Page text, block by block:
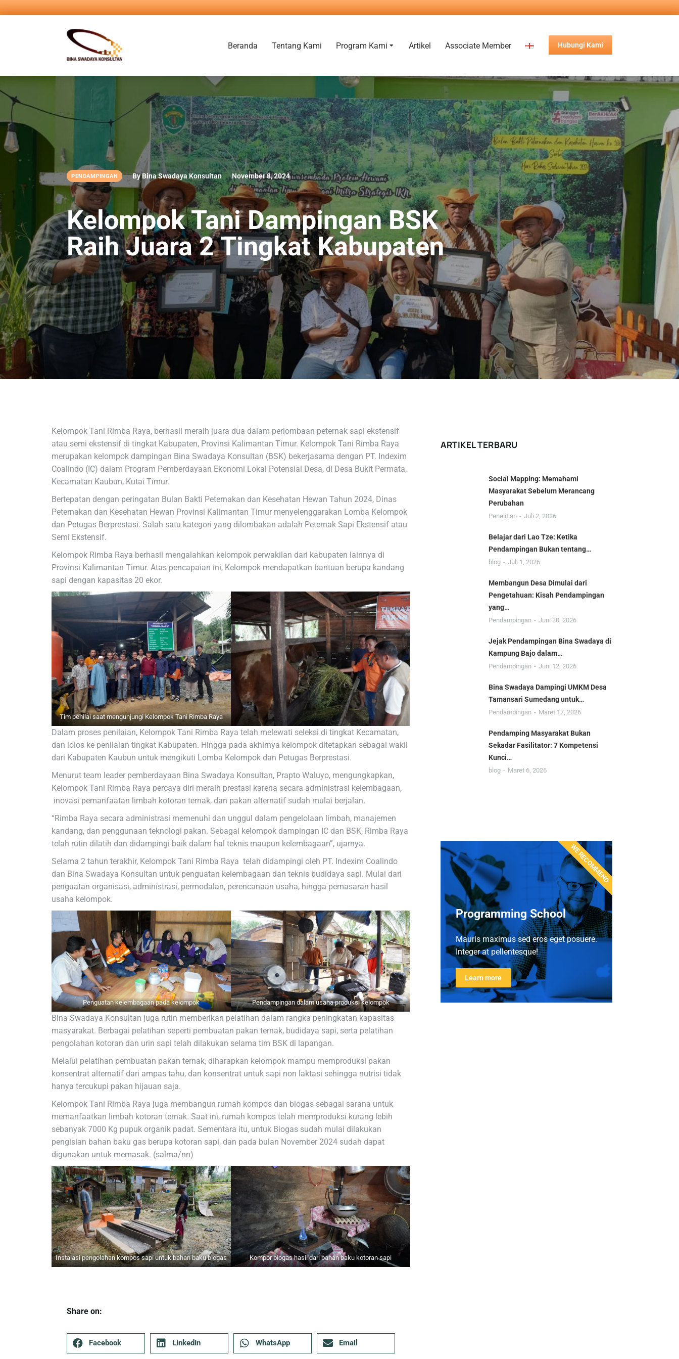
Beranda Tentang Kami Program Kami Artikel Associate Member Hubungi Kami
PENDAMPINGAN By Bina Swadaya Konsultan November 8, 2024
Kelompok Tani Dampingan BSK
Raih Juara 2 Tingkat Kabupaten
Kelompok Tani Rimba Raya, berhasil meraih juara dua dalam perlombaan peternak sapi ekstensif
atau semi ekstensif di tingkat Kabupaten, Provinsi Kalimantan Timur. Kelompok Tani Rimba Raya
merupakan kelompok dampingan Bina Swadaya Konsultan (BSK) bekerjasama dengan PT. Indexim
Coalindo (IC) dalam Program Pemberdayaan Ekonomi Lokal Potensial Desa, di Desa Bukit Permata,
Kecamatan Kaubun, Kutai Timur.
Bertepatan dengan peringatan Bulan Bakti Peternakan dan Kesehatan Hewan Tahun 2024, Dinas
Peternakan dan Kesehatan Hewan Provinsi Kalimantan Timur menyelenggarakan Lomba Kelompok
dan Petugas Berprestasi. Salah satu kategori yang dilombakan adalah Peternak Sapi Ekstensif atau
Semi Ekstensif.
Kelompok Rimba Raya berhasil mengalahkan kelompok perwakilan dari kabupaten lainnya di
Provinsi Kalimantan Timur. Atas pencapaian ini, Kelompok mendapatkan bantuan berupa kandang
sapi dengan kapasitas 20 ekor.
Tim penilai saat mengunjungi Kelompok Tani Rimba Raya
Dalam proses penilaian, Kelompok Tani Rimba Raya telah melewati seleksi di tingkat Kecamatan,
dan lolos ke penilaian tingkat Kabupaten. Hingga pada akhirnya kelompok ditetapkan sebagai wakil
dari Kabupaten Kaubun untuk mengikuti Lomba Kelompok dan Petugas Berprestasi.
Menurut team leader pemberdayaan Bina Swadaya Konsultan, Prapto Waluyo, mengungkapkan,
Kelompok Tani Rimba Raya percaya diri meraih prestasi karena secara administrasi kelembagaan,
inovasi pemanfaatan limbah kotoran ternak, dan pakan alternatif sudah mulai berjalan.
“Rimba Raya secara administrasi memenuhi dan unggul dalam pengelolaan limbah, manajemen
kandang, dan penggunaan teknologi pakan. Sebagai kelompok dampingan IC dan BSK, Rimba Raya
telah rutin dilatih dan didampingi baik dalam hal teknis maupun kelembagaan”, ujarnya.
Selama 2 tahun terakhir, Kelompok Tani Rimba Raya telah didampingi oleh PT. Indexim Coalindo
dan Bina Swadaya Konsultan untuk penguatan kelembagaan dan teknis budidaya sapi. Mulai dari
penguatan organisasi, administrasi, permodalan, perencanaan usaha, hingga pemasaran hasil
usaha kelompok.
Penguatan kelembagaan pada kelompok Pendampingan dalam usaha produksi kelompok
Bina Swadaya Konsultan juga rutin memberikan pelatihan dalam rangka peningkatan kapasitas
masyarakat. Berbagai pelatihan seperti pembuatan pakan ternak, budidaya sapi, serta pelatihan
pengolahan kotoran dan urin sapi telah dilakukan selama tim BSK di lapangan.
Melalui pelatihan pembuatan pakan ternak, diharapkan kelompok mampu memproduksi pakan
konsentrat alternatif dari ampas tahu, dan konsentrat untuk sapi non laktasi sehingga nutrisi tidak
hanya tercukupi pakan hijauan saja.
Kelompok Tani Rimba Raya juga membangun rumah kompos dan biogas sebagai sarana untuk
memanfaatkan limbah kotoran ternak. Saat ini, rumah kompos telah memproduksi kurang lebih
sebanyak 7000 Kg pupuk organik padat. Sementara itu, untuk Biogas sudah mulai dilakukan
pengisian bahan baku gas berupa kotoran sapi, dan pada bulan November 2024 sudah dapat
digunakan untuk memasak. (salma/nn)
Instalasi pengolahan kompos sapi untuk bahan baku biogas Kompor biogas hasil dari bahan baku kotoran sapi
Share on:
Facebook LinkedIn WhatsApp Email
ARTIKEL TERBARU
Social Mapping: Memahami
Masyarakat Sebelum Merancang
Perubahan
Penelitian Juli 2, 2026
Belajar dari Lao Tze: Ketika
Pendampingan Bukan tentang…
blog Juli 1, 2026
Membangun Desa Dimulai dari
Pengetahuan: Kisah Pendampingan
yang…
Pendampingan Juni 30, 2026
Jejak Pendampingan Bina Swadaya di
Kampung Bajo dalam…
Pendampingan Juni 12, 2026
Bina Swadaya Dampingi UMKM Desa
Tamansari Sumedang untuk…
Pendampingan Maret 17, 2026
Pendamping Masyarakat Bukan
Sekadar Fasilitator: 7 Kompetensi
Kunci…
blog Maret 6, 2026
Programming School
Mauris maximus sed eros eget posuere.
Integer at pellentesque!
Learn more
WE RECOMMEND